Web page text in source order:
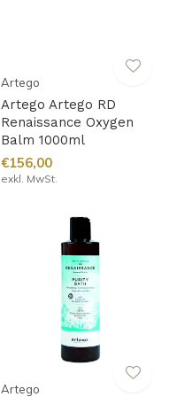
Artego
Artego Artego RD
Renaissance Oxygen
Balm 1000ml
€156,00
exkl. MwSt.
Artego